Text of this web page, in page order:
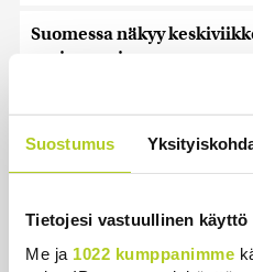
Suostumus
Tietojesi vastuullinen käyttö
Me ja 1022 kumppanimme
Suomessa näkyy
auringonpimennys
Ensi viikolla Suomesta
auringonpimennys